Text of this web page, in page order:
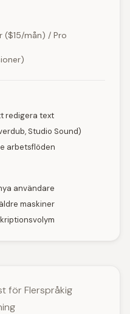
($15/mån) / Pro
redigera text
Studio Sound)
arbetsflöden
användare
maskiner
för Flerspråkig